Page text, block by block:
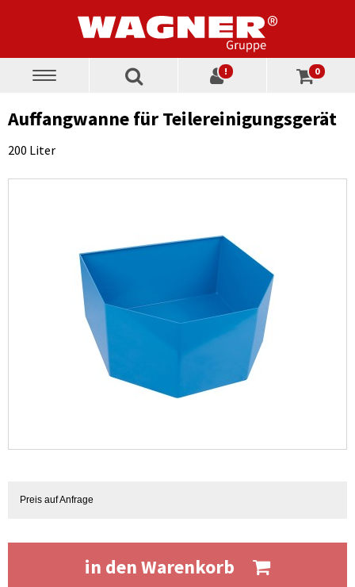
Toggle
! 0
Auffangwanne für Teilereinigungsgerät
200 Liter
Preis auf Anfrage
in den Warenkorb